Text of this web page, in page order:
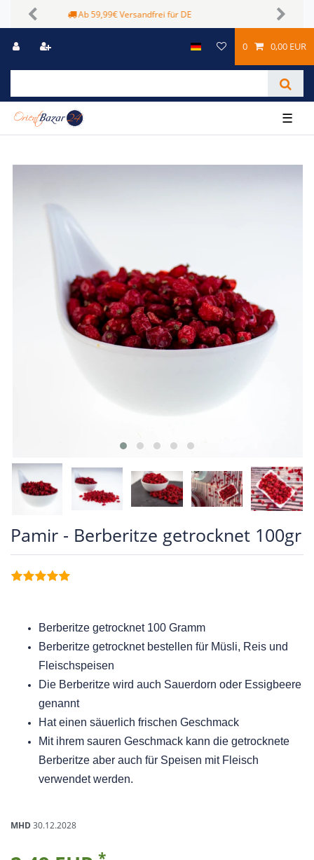
Sichere Zahlungsmöglichkeiten
Previous Next
0 0,00 EUR
☰
Pamir - Berberitze getrocknet 100gr
Berberitze getrocknet 100 Gramm
Berberitze getrocknet bestellen für Müsli, Reis und
Fleischspeisen
Die Berberitze wird auch Sauerdorn oder Essigbeere
genannt
Hat einen säuerlich frischen Geschmack
Mit ihrem sauren Geschmack kann die getrocknete
Berberitze aber auch für Speisen mit Fleisch
verwendet werden.
MHD30.12.2028